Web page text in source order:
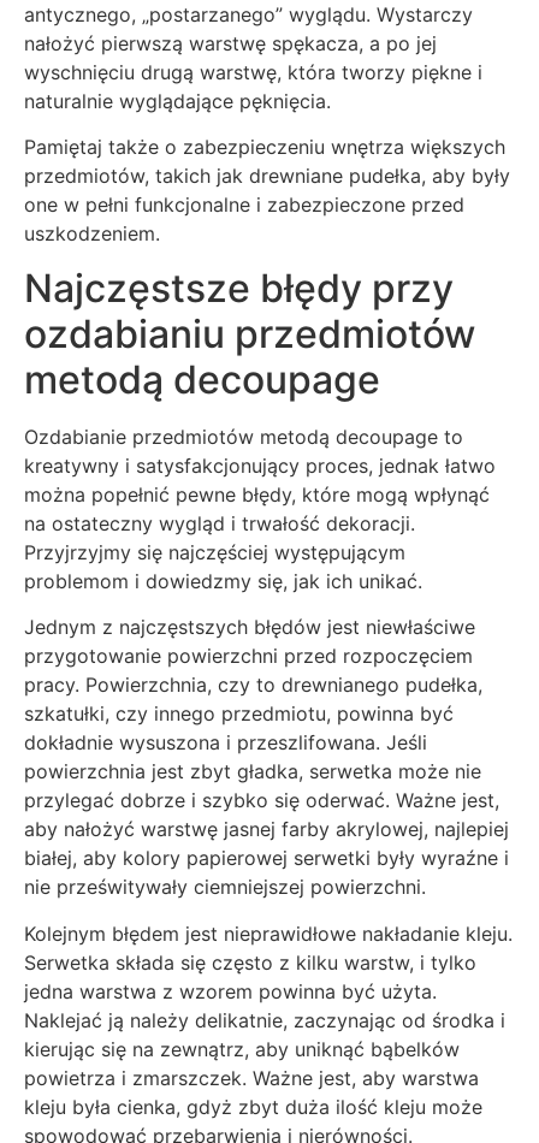
antycznego, „postarzanego” wyglądu. Wystarczy
nałożyć pierwszą warstwę spękacza, a po jej
wyschnięciu drugą warstwę, która tworzy piękne i
naturalnie wyglądające pęknięcia.
Pamiętaj także o zabezpieczeniu wnętrza większych
przedmiotów, takich jak drewniane pudełka, aby były
one w pełni funkcjonalne i zabezpieczone przed
uszkodzeniem.
Najczęstsze błędy przy
ozdabianiu przedmiotów
metodą decoupage
Ozdabianie przedmiotów metodą decoupage to
kreatywny i satysfakcjonujący proces, jednak łatwo
można popełnić pewne błędy, które mogą wpłynąć
na ostateczny wygląd i trwałość dekoracji.
Przyjrzyjmy się najczęściej występującym
problemom i dowiedzmy się, jak ich unikać.
Jednym z najczęstszych błędów jest niewłaściwe
przygotowanie powierzchni przed rozpoczęciem
pracy. Powierzchnia, czy to drewnianego pudełka,
szkatułki, czy innego przedmiotu, powinna być
dokładnie wysuszona i przeszlifowana. Jeśli
powierzchnia jest zbyt gładka, serwetka może nie
przylegać dobrze i szybko się oderwać. Ważne jest,
aby nałożyć warstwę jasnej farby akrylowej, najlepiej
białej, aby kolory papierowej serwetki były wyraźne i
nie prześwitywały ciemniejszej powierzchni.
Kolejnym błędem jest nieprawidłowe nakładanie kleju.
Serwetka składa się często z kilku warstw, i tylko
jedna warstwa z wzorem powinna być użyta.
Naklejać ją należy delikatnie, zaczynając od środka i
kierując się na zewnątrz, aby uniknąć bąbelków
powietrza i zmarszczek. Ważne jest, aby warstwa
kleju była cienka, gdyż zbyt duża ilość kleju może
spowodować przebarwienia i nierówności.